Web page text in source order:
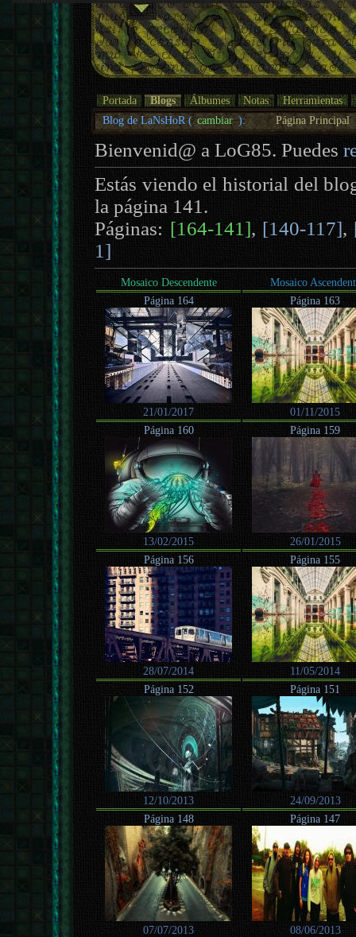
Portada Blogs Álbumes Notas
Herramientas
Blog de LaNsHoR ( cambiar ): Página Principal
Bienvenid@ a LoG85. Puedes
Estás viendo el historial del
la página 141.
Páginas: [164-141], [140-117],
1]
Mosaico Descendente
Mosaico
Página 164
21/01/2017
Página 163
01/11/2015
Página 160
13/02/2015
Página 159
26/01/2015
Página 156
28/07/2014
Página 155
11/05/2014
Página 152
12/10/2013
Página 151
24/09/2013
Página 148
07/07/2013
Página 147
08/06/2013